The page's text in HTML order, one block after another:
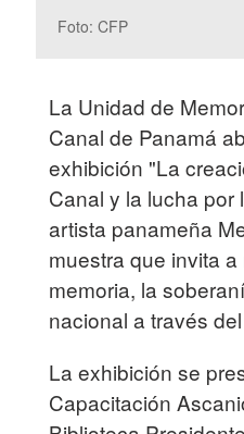
Foto: CFP
La Unidad de
Canal de Panamá
exhibición "La
Canal y la lucha por
artista panameña
muestra que invita
memoria, la
nacional a través
La exhibición se
Capacitación